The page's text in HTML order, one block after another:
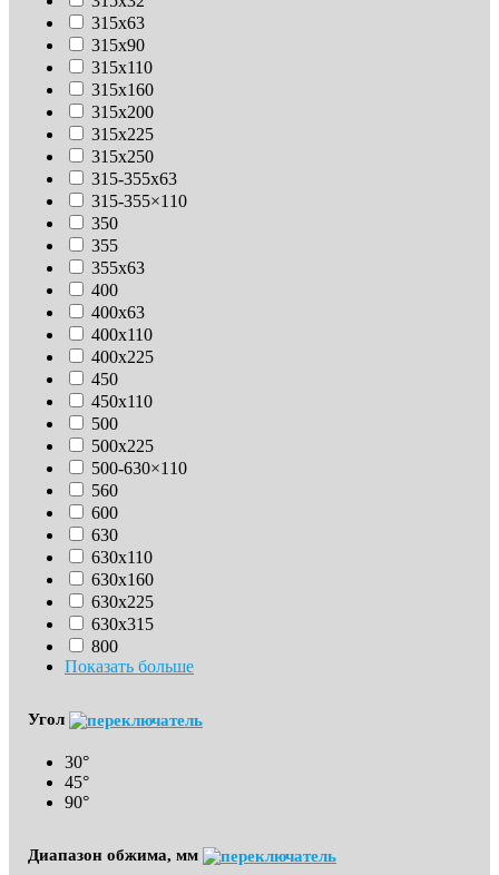
315х63
315х90
315х110
315х160
315х200
315х225
315х250
315-355х63
315-355×110
350
355
355х63
400
400х63
400х110
400х225
450
450х110
500
500х225
500-630×110
560
600
630
630х110
630x160
630х225
630х315
800
Показать больше
Угол
30°
45°
90°
Диапазон обжима, мм